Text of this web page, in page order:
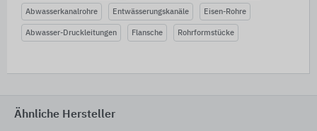
Abwasserkanalrohre Entwässerungskanäle Eisen-Rohre
Abwasser-Druckleitungen Flansche Rohrformstücke
Ähnliche Hersteller